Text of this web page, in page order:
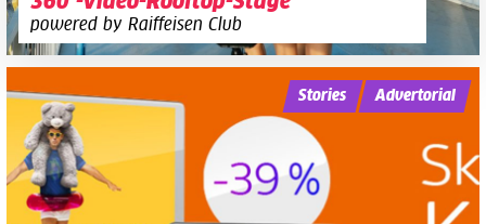
powered by Raiffeisen Club
Stories Advertorial